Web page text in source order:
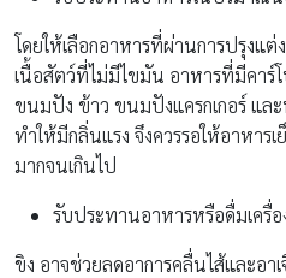
โดยให้เลือกอาหารที่ผ่านการปรุงแ
เนื้อสัตว์ที่ไม่มีไขมัน อาหารที่มีคาร์
ขนมปัง ข้าว ขนมปังแครกเกอร์ แล
ทำให้มีกลิ่นแรง จึงควรรอให้อาหาร
มากจนเกินไป
รับประทานอาหารหรือดื่มเครื่
ขิง อาจช่วยลดอาการคลื่นไส้และอ